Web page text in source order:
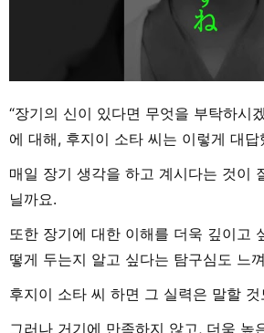
“장기의 신이 있다면 무엇을 부탁하시
에 대해, 후지이 소타 씨는 이렇게 대답
매일 장기 생각을 하고 계시다는 것이
닐까요.
또한 장기에 대한 이해를 더욱 깊이고
떻게 두는지 알고 싶다는 탐구심도 느
후지이 소타 씨 하면 그 실력은 말할 것
그러나 거기에 만족하지 않고, 더욱 높